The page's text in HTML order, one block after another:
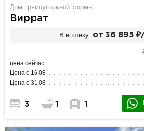
Дом прямоугольной формы
Виррат
В ипотеку: от 36 895
цена сейчас
Цена с 16.08
Цена с 31.08
3 1 1